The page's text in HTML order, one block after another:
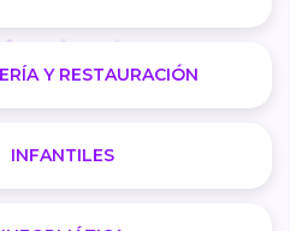
Y RESTAURACIÓN
INFANTILES